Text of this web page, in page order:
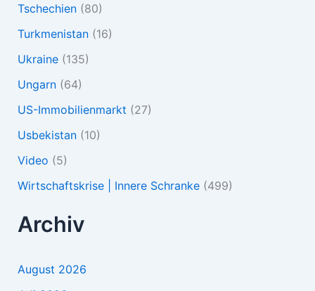
Tschechien(80)
Turkmenistan(16)
Ukraine(135)
Ungarn(64)
US-Immobilienmarkt (27)
Usbekistan(10)
Video (5)
Wirtschaftskrise | Innere Schranke(499)
Archiv
August 2026